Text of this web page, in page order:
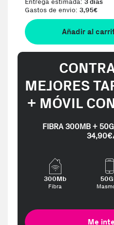
Entrega estimada: 3 días
Gastos de envio: 3,95€
Añadir al
MEJORES
+ MÓVIL
FIBRA 300MB +
300Mb
Fibra
Me